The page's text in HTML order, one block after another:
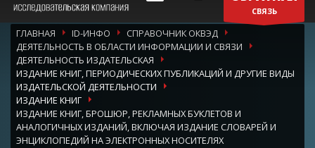
СВЯЗЬ
ГЛАВНАЯ ID-ИНФО
СПРАВОЧНИК ОКВЭД
ДЕЯТЕЛЬНОСТЬ В ОБЛАСТИ ИНФОРМАЦИИ И СВЯЗИ
ДЕЯТЕЛЬНОСТЬ ИЗДАТЕЛЬСКАЯ
ИЗДАНИЕ КНИГ, ПЕРИОДИЧЕСКИХ ПУБЛИКАЦИЙ И ДРУГИЕ ВИДЫ
ИЗДАТЕЛЬСКОЙ ДЕЯТЕЛЬНОСТИ
ИЗДАНИЕ КНИГ
ИЗДАНИЕ КНИГ, БРОШЮР, РЕКЛАМНЫХ БУКЛЕТОВ И
АНАЛОГИЧНЫХ ИЗДАНИЙ, ВКЛЮЧАЯ ИЗДАНИЕ СЛОВАРЕЙ И
ЭНЦИКЛОПЕДИЙ НА ЭЛЕКТРОННЫХ НОСИТЕЛЯХ